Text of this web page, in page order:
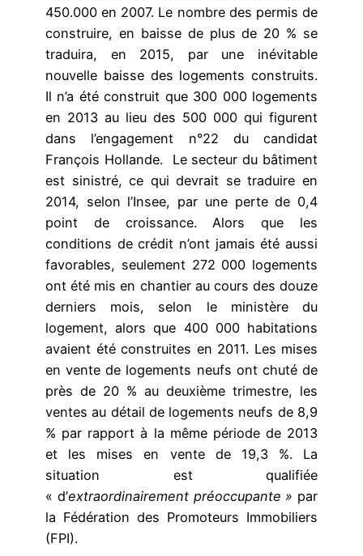
450.000 en 2007. Le nombre des permis de
construire, en baisse de plus de 20 % se
traduira, en 2015, par une inévitable
nouvelle baisse des logements construits.
Il n’a été construit que 300 000 logements
en 2013 au lieu des 500 000 qui figurent
dans l’engagement n°22 du candidat
François Hollande. Le secteur du bâtiment
est sinistré, ce qui devrait se traduire en
2014, selon l’Insee, par une perte de 0,4
point de croissance. Alors que les
conditions de crédit n’ont jamais été aussi
favorables, seulement 272 000 logements
ont été mis en chantier au cours des douze
derniers mois, selon le ministère du
logement, alors que 400 000 habitations
avaient été construites en 2011. Les mises
en vente de logements neufs ont chuté de
près de 20 % au deuxième trimestre, les
ventes au détail de logements neufs de 8,9
% par rapport à la même période de 2013
et les mises en vente de 19,3 %. La
situation est qualifiée
« d’extraordinairement préoccupante » par
la Fédération des Promoteurs Immobiliers
(FPI).